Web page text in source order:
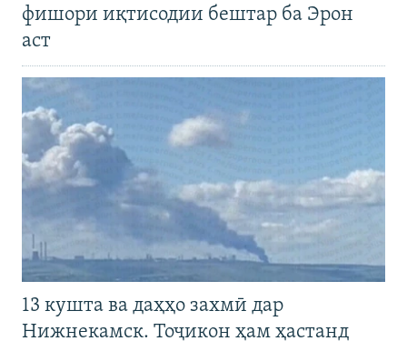
фишори иқтисодии бештар ба Эрон
аст
13 кушта ва даҳҳо захмӣ дар
Нижнекамск. Тоҷикон ҳам ҳастанд